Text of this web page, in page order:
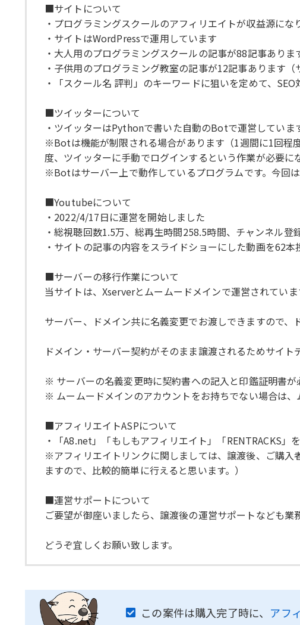
■サイトについて
・プログラミングスクールのアフィリエイトが収益源にな
・サイトはWordPressで運用しています
・大人用のプログラミングスクールの記事が88記事ありま
・子供用のプログラミング教室の記事が12記事あります
・「スクール名 評判」のキーワードに狙いを定めて、
■ツイッターについて
・ツイッターはPythonで書いた自動のBotで運営していま
※Botは機能が制限される場合があります（1週間に1回程
度、ツイッターに手動でログインするという作業が必要に
※Botはサーバー上で動作しているプログラムです。今回
■Youtubeについて
・2022/4/17日に運営を開始しました
・総視聴回数1.5万、総再生時間258.5時間、チャンネル登
・サイトの記事の内容をスライドショーにした動画を62本
■サーバーの移行作業について
当サイトは、Xserverとムームードメインで運営されていま
サーバー、ドメイン共に名義変更でお渡しできますので、
ドメイン・サーバー契約がそのまま譲渡されるためサイ
※ サーバーの名義変更時に契約書への記入と印鑑証明書が
※ ムームードメインのアカウントをお持ちでない場合は、
■アフィリエイトASPについて
・「A8.net」「もしもアフィリエイト」「RENTRACKS」
※アフィリエイトリンクに関しましては、譲渡後、ご購入
ますので、比較的簡単に行えると思います。）
■運営サポートについて
ご要望が御座いましたら、譲渡後の運営サポートなども業
どうぞ宜しくお願い致します。
この案件は購入完了時に、 アフ